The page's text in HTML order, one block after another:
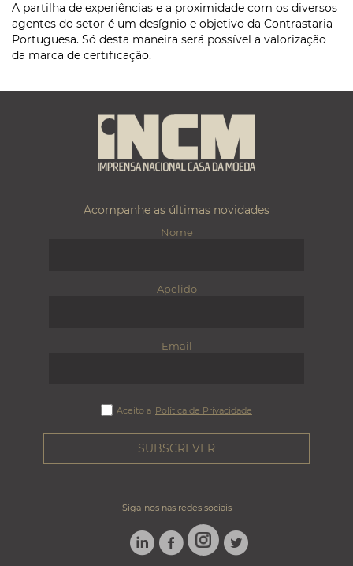
A partilha de experiências e a proximidade com os diversos
agentes do setor é um desígnio e objetivo da Contrastaria
Portuguesa. Só desta maneira será possível a valorização
da marca de certificação.
Acompanhe as últimas novidades
Nome
Apelido
Email
Aceito a Política de Privacidade
Siga-nos nas redes sociais
LINKEDINFACEBOOK
INSTAGRAM
TWITTER